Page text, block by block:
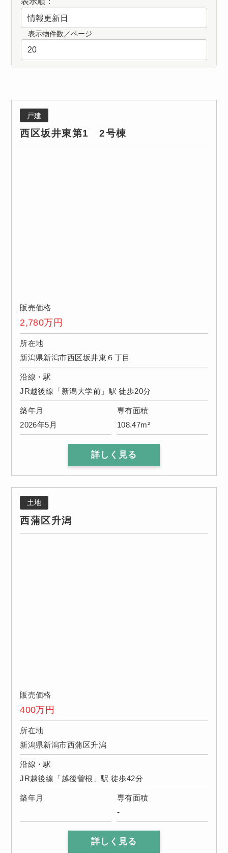
表示物件数／ページ
戸建
西区坂井東第1 2号棟
販売価格
2,780万円
所在地
新潟県新潟市西区坂井東６丁目
沿線・駅
JR越後線「新潟大学前」駅 徒歩20分
築年月
2026年5月
専有面積
108.47m²
詳しく見る
土地
西蒲区升潟
販売価格
400万円
所在地
新潟県新潟市西蒲区升潟
沿線・駅
JR越後線「越後曽根」駅 徒歩42分
築年月
専有面積
-
詳しく見る